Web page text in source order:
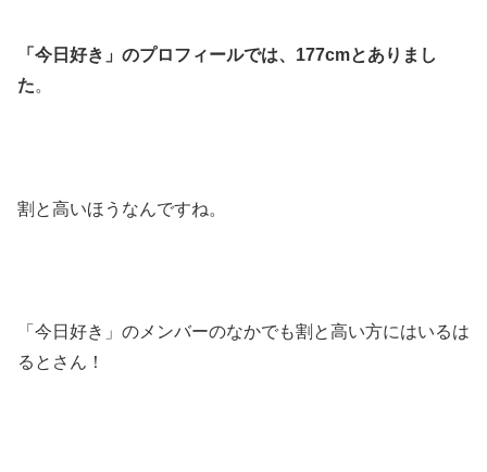
「今日好き」のプロフィールでは、177cmとありまし
た。
割と高いほうなんですね。
「今日好き」のメンバーのなかでも割と高い方にはいるは
るとさん！